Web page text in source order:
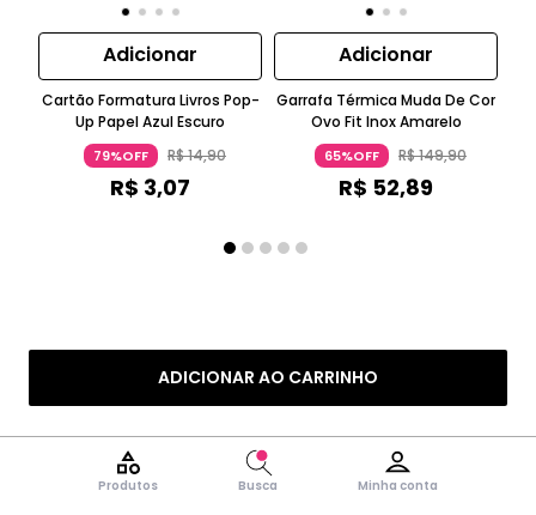
Produtos Busca Minha conta
ADICIONAR AO CARRINHO
Adicionar
Cartão Formatura Livros Pop-
Up Papel Azul Escuro
79%OFF R$14,90
R$ 3,07
Adicionar
Garrafa Térmica Muda De Cor
Ovo Fit Inox Amarelo
65%OFF R$149,90
R$ 52,89